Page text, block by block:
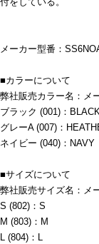
メーカー型番：
■カラーについて
弊社販売カラー名：メ
ブラック (001)：
グレーA (007)：
ネイビー (040)：NAVY
■サイズについて
弊社販売サイズ名：メ
S (802)：S
M (803)：M
L (804)：L